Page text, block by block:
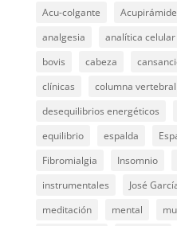
Acu-colgante Acupirámide
analgesia
analítica celular
bovis
cabeza
clínicas
columna vertebral
desequilibrios energéticos
equilibrio
espalda
Fibromialgia
Insomnio
instrumentales
José
meditación
mental